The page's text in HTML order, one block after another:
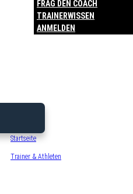
FRAG DEN COACH
TRAINERWISSEN
ANMELDEN
Startseite
Trainer & Athleten